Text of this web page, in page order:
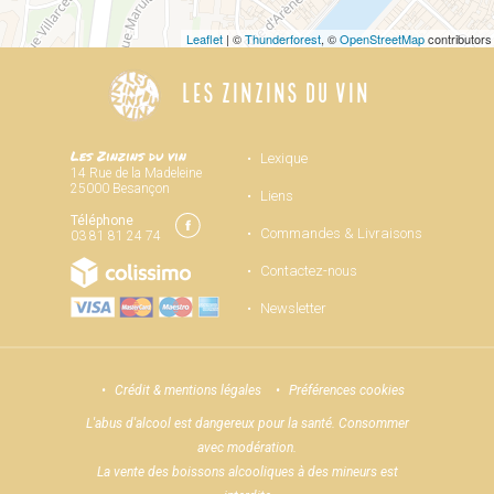
Leaflet | ©Thunderforest, ©OpenStreetMapcontributors
LES ZINZINS DU VIN
Les Zinzins du vin
14 Rue de la Madeleine
25000 Besançon
Téléphone
03 81 81 24 74
Lexique
Liens
Commandes & Livraisons
Contactez-nous
Newsletter
Crédit & mentions légales Préférences cookies
L'abus d'alcool est dangereux pour la santé. Consommer
avec modération.
La vente des boissons alcooliques à des mineurs est